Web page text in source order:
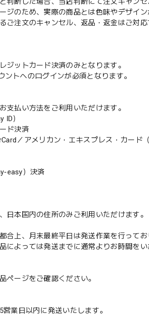
ジのため、実際の商品とは色味やデザイ
ご注文のキャンセル、返品・返金はご対応
ジットカード決済のみとなります。
ントへのログインが必須となります。
支払い方法をご利用いただけます。
）
ド決済
／アメリカン・エキスプレス・カード（
easy）決済
日本国内の住所のみご利用いただけます。
合上、月末最終平日は発送作業を行ってお
によっては発送までに通常よりお時間をい
ページをご確認ください。
営業日以内に発送いたします。